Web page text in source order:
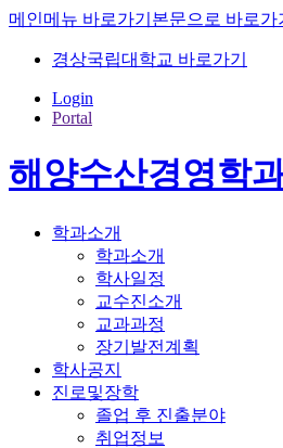
메인메뉴 바로가기 본문으로 바로가
경상국립대학교 바로가기
Login
Portal
해양수산경영학
학과소개
학과소개
학사일정
교수진소개
교과과정
장기발전계획
학사공지
진로및장학
졸업 후 진출분야
취업정보